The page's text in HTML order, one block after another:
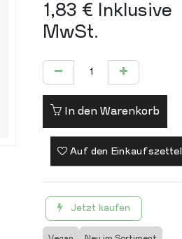
1,83 €
Inklusive
MwSt.
In den Warenkorb
Auf den Einkaufszettel
Jetzt kaufen